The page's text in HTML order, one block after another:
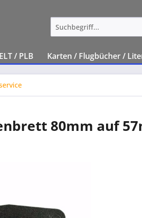
/ PLB Karten / Flugbücher /
80mm auf